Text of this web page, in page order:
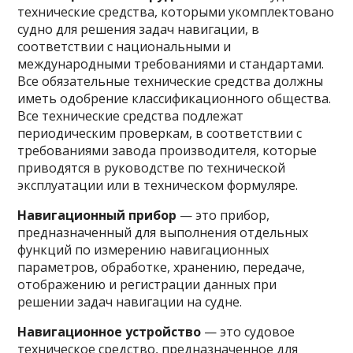
технические средства, которыми укомплектовано
судно для решения задач навигации, в
соответствии с национальными и
международными требованиями и стандартами.
Все обязательные технические средства должны
иметь одобрение классификационного общества.
Все технические средства подлежат
периодическим проверкам, в соответствии с
требованиями завода производителя, которые
приводятся в руководстве по технической
эксплуатации или в техническом формуляре.
Навигационный прибор — это прибор,
предназначенный для выполнения отдельных
функций по измерению навигационных
параметров, обработке, хранению, передаче,
отображению и регистрации данных при
решении задач навигации на судне.
Навигационное устройство — это судовое
техническое средство, предназначенное для